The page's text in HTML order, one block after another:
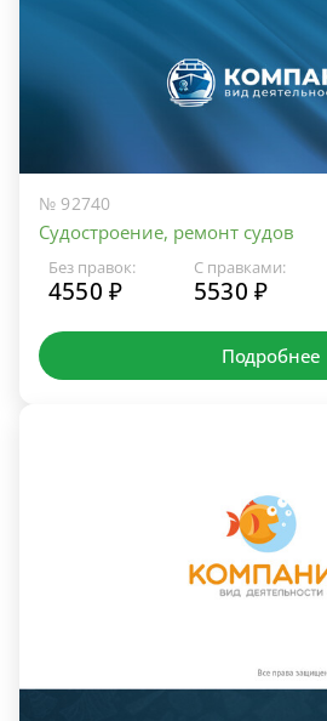
№ 92740
Судостроение, ремонт судов
Без правок:
4550 ₽
С правками:
5530 ₽
Подробнее